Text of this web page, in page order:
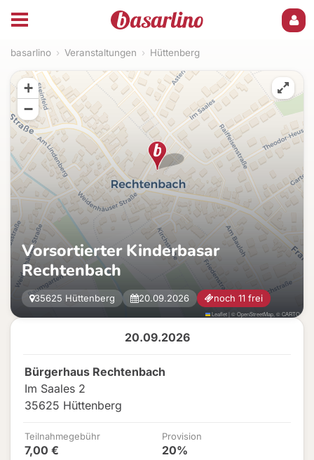
basarlino › Veranstaltungen › Hüttenberg
20.09.2026
Bürgerhaus Rechtenbach
Im Saales 2
35625 Hüttenberg
Teilnahmegebühr
7,00 €
Provision
20%
Vorsortierter Kinderbasar
Rechtenbach
35625 Hüttenberg 20.09.2026 noch 11 frei
+
−
Leaflet| ©OpenStreetMap , ©CARTO